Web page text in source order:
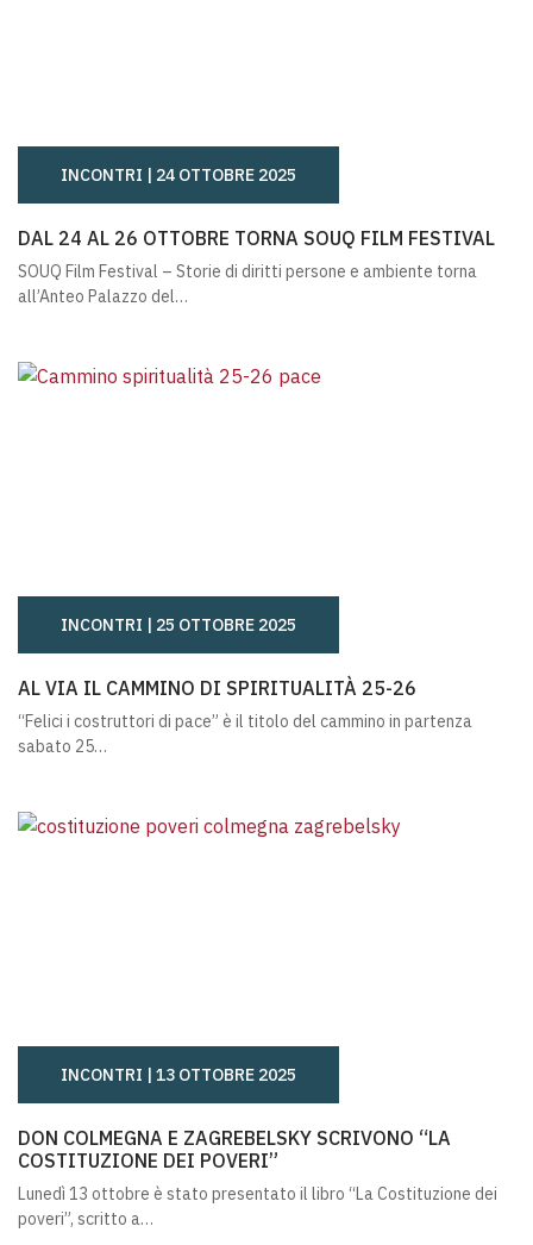
INCONTRI | 24 OTTOBRE 2025
DAL 24 AL 26 OTTOBRE TORNA SOUQ FILM FESTIVAL
SOUQ Film Festival – Storie di diritti persone e ambiente torna
all’Anteo Palazzo del…
INCONTRI | 25 OTTOBRE 2025
AL VIA IL CAMMINO DI SPIRITUALITÀ 25-26
“Felici i costruttori di pace” è il titolo del cammino in partenza
sabato 25…
INCONTRI | 13 OTTOBRE 2025
DON COLMEGNA E ZAGREBELSKY SCRIVONO “LA
COSTITUZIONE DEI POVERI”
Lunedì 13 ottobre è stato presentato il libro “La Costituzione dei
poveri”, scritto a…